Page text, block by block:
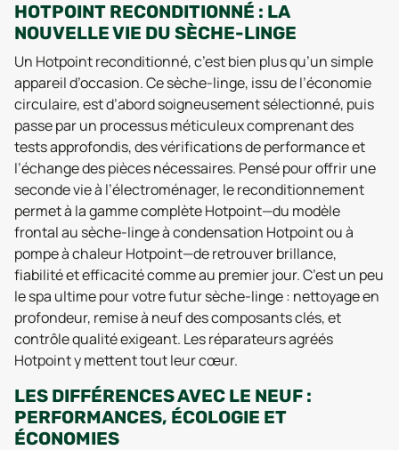
HOTPOINT RECONDITIONNÉ : LA
NOUVELLE VIE DU SÈCHE-LINGE
Un Hotpoint reconditionné, c’est bien plus qu’un simple
appareil d’occasion. Ce sèche-linge, issu de l’économie
circulaire, est d’abord soigneusement sélectionné, puis
passe par un processus méticuleux comprenant des
tests approfondis, des vérifications de performance et
l’échange des pièces nécessaires. Pensé pour offrir une
seconde vie à l’électroménager, le reconditionnement
permet à la gamme complète Hotpoint—du modèle
frontal au sèche-linge à condensation Hotpoint ou à
pompe à chaleur Hotpoint—de retrouver brillance,
fiabilité et efficacité comme au premier jour. C’est un peu
le spa ultime pour votre futur sèche-linge : nettoyage en
profondeur, remise à neuf des composants clés, et
contrôle qualité exigeant. Les réparateurs agréés
Hotpoint y mettent tout leur cœur.
LES DIFFÉRENCES AVEC LE NEUF :
PERFORMANCES, ÉCOLOGIE ET
ÉCONOMIES